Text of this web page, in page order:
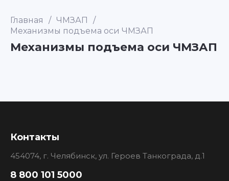
Главная / ЧМЗАП
/
Механизмы подъема оси ЧМЗАП
Механизмы подъема оси ЧМЗАП
Контакты
454074, г. Челябинск, ул. Героев Танкограда, д.1
8 800 101 5000